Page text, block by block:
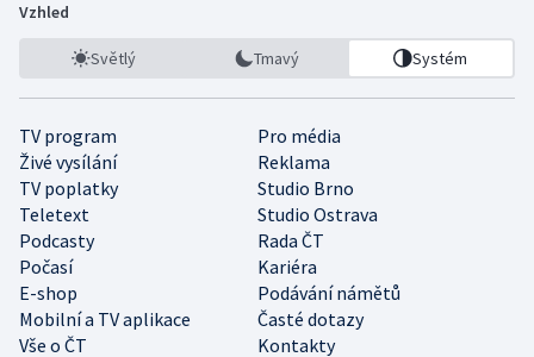
Vzhled
Světlý Tmavý Systém
TV program
Pro média
Živé vysílání
Reklama
TV poplatky
Studio Brno
Teletext
Studio Ostrava
Podcasty
Rada ČT
Počasí
Kariéra
E-shop
Podávání námětů
Mobilní a TV aplikace
Časté dotazy
Vše o ČT
Kontakty